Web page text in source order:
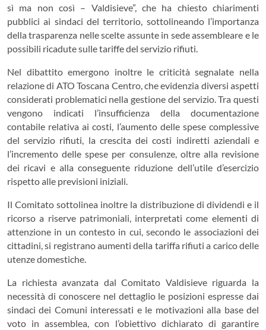
sì ma non così – Valdisieve”, che ha chiesto chiarimenti
pubblici ai sindaci del territorio, sottolineando l’importanza
della trasparenza nelle scelte assunte in sede assembleare e le
possibili ricadute sulle tariffe del servizio rifiuti.
Nel dibattito emergono inoltre le criticità segnalate nella
relazione di ATO Toscana Centro, che evidenzia diversi aspetti
considerati problematici nella gestione del servizio. Tra questi
vengono indicati l’insufficienza della documentazione
contabile relativa ai costi, l’aumento delle spese complessive
del servizio rifiuti, la crescita dei costi indiretti aziendali e
l’incremento delle spese per consulenze, oltre alla revisione
dei ricavi e alla conseguente riduzione dell’utile d’esercizio
rispetto alle previsioni iniziali.
Il Comitato sottolinea inoltre la distribuzione di dividendi e il
ricorso a riserve patrimoniali, interpretati come elementi di
attenzione in un contesto in cui, secondo le associazioni dei
cittadini, si registrano aumenti della tariffa rifiuti a carico delle
utenze domestiche.
La richiesta avanzata dal Comitato Valdisieve riguarda la
necessità di conoscere nel dettaglio le posizioni espresse dai
sindaci dei Comuni interessati e le motivazioni alla base del
voto in assemblea, con l’obiettivo dichiarato di garantire